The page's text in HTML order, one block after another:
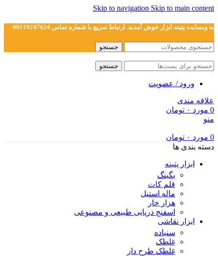
Skip to navigation Skip to main content
به وبسایت پتینه ابزار خوش آمدید. ارتباط سریع با شماره تماس 09119247624
جستجو
جستجو
ورود / عضویت
علاقه مندی
0 مورد ۰ تومان
منو
0 مورد ۰ تومان
دسته بندی ها
ابزار پتینه
بگینگ
قلم کات
ماله استیل
هزار خار
اسفنج دریایی طبیعی و مصنوعی
ابزار نقاشی
سنباده
غلطک
غلطک طرح دار